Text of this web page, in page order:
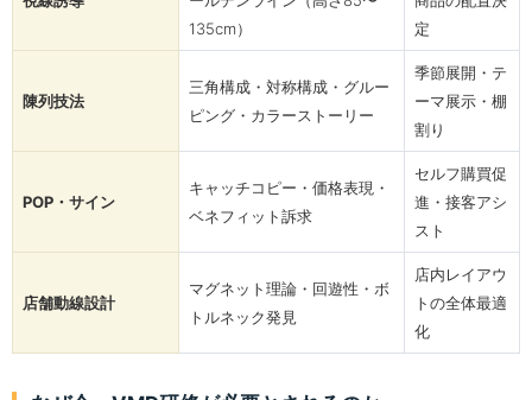
135cm）
定
陳列技法
三角構成・対称構成・グルー
ピング・カラーストーリー
季節展開・テ
ーマ展示・棚
割り
POP・サイン
キャッチコピー・価格表現・
ベネフィット訴求
セルフ購買促
進・接客アシ
スト
店舗動線設計
マグネット理論・回遊性・ボ
トルネック発見
店内レイアウ
トの全体最適
化